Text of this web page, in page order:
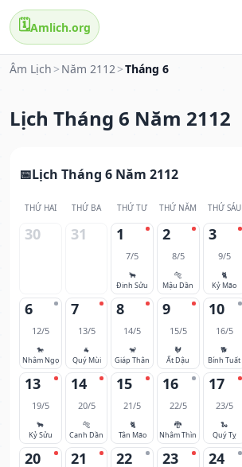
🗓️Amlich.org
Âm Lịch > Năm 2112>Tháng 6
Lịch Tháng 6 Năm 2112
Lịch Tháng 6 Năm 2112
THỨ HAI THỨ BA THỨ TƯ THỨ NĂM THỨ SÁU
30 31 1
7/5
🐂
Đinh Sửu
2
8/5
🐅
Mậu Dần
3
9/5
🐈
Kỷ Mão
6
12/5
🐎
Nhâm Ngọ
7
13/5
🐐
Quý Mùi
8
14/5
🐒
Giáp Thân
9
15/5
🐓
Ất Dậu
10
16/5
🐕
Bính Tuất
13
19/5
🐂
Kỷ Sửu
14
20/5
🐅
Canh Dần
15
21/5
🐈
Tân Mão
16
22/5
🐉
Nhâm Thìn
17
23/5
🐍
Quý Tỵ
20 21 22 23 24